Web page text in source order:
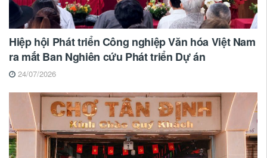
Hiệp hội Phát triển Công nghiệp Văn hóa Việt Nam
ra mắt Ban Nghiên cứu Phát triển Dự án
24/07/2026